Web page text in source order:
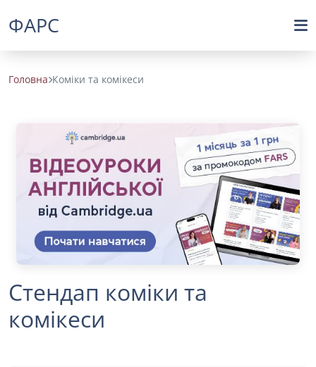
ФАРС
Головна Коміки та комікеси
Стендап коміки та
комікеси